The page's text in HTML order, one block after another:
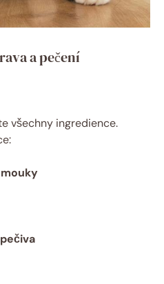
a pečení
všechny ingredience.